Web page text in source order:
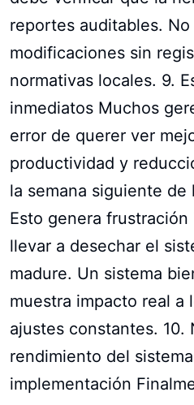
reportes auditables. No
modificaciones sin
normativas locales. 9.
inmediatos Muchos
error de querer ver
productividad y
la semana siguiente de
Esto genera
llevar a desechar el
madure. Un sistema
muestra impacto real a
ajustes constantes. 10.
rendimiento del
implementación